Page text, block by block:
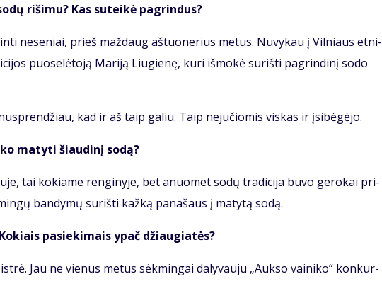
ri­ši­mu? Kas su­tei­kė pa­grin­dus?
ne­se­niai, prieš maž­daug aš­tuo­ne­rius me­tus. Nu­vy­kau į Vil­niaus et­ni­
puo­se­lė­to­ją Ma­ri­ją Liu­gie­nę, ku­ri iš­mo­kė su­riš­ti pa­grin­di­nį so­do
kad ir aš taip ga­liu. Taip ne­ju­čio­mis vis­kas ir įsi­bė­gė­jo.
ma­ty­ti šiau­di­nį so­dą?
tai ko­kia­me ren­gi­ny­je, bet anuo­met so­dų tra­di­ci­ja bu­vo ge­ro­kai pri­
ban­dy­mų su­riš­ti kaž­ką pa­na­šaus į ma­ty­tą so­dą.
pa­sie­ki­mais ypač džiau­gia­tės?
Jau ne vie­nus me­tus sėk­min­gai da­ly­vau­ju „Auk­so vai­ni­ko“ kon­kur­